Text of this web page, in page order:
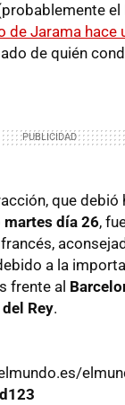
el
de Jarama hace
de quién
que debió
martes día 26,
a la
frente al
Rey.